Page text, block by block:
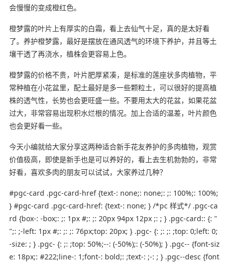
会慢慢的变成橙红色。
橙梦露的叶片上有厚实的白霜，看上去仙气十足，真的是太好看
了。养护橙梦露，最好是摆放在通风透气的环境下养护，并且等土
壤干透了再浇水，植株会更容易上色。
橙梦露的价格不贵，叶片肥厚紧凑，是标准的莲座状多肉植物，平
常种植在小花盆里，配土最好是多一些颗粒土，可以很好的提高植
株的透气性，长势也会更旺盛一些。不要用太大的花盆，如果花盆
过大，非常容易出现积水烂根的情况。加上合适的温差，叶片颜色
也会更好看一些。
今天小编就给大家分享这两种适合新手花友养护的多肉植物，观赏
价值极高，即使是新手也是可以养好的，看上去生机勃勃的，非常
好看，喜欢多肉的朋友可以试试，大家养过几种？
#pgc-card .pgc-card-href {text-: none;: none;: ;: 100%;: 100%;
} #pgc-card .pgc-card-href: {text-: none; } /*pc 样式*/ .pgc-ca
rd {box-: -box;: ;: 1px #;: ;: 20px 94px 12px ;: ; } .pgc-card:: {: "
";: ;-left: 1px #;: ;: ;: 76px;top: 20px; } .pgc- {: ;: ;: ;top: 0;left: 0;
-size: ; } .pgc- {: ;: ;top: 50%;--: (-50%);: (-50%); } .pgc-- {font-siz
e: 18px;: #222;line-: 1;font-: bold;: ;text-: ;-: ; } .pgc--desc {font